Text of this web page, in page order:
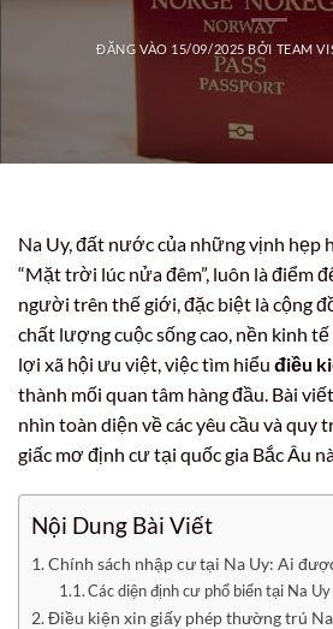
ĐĂNG VÀO 15/09/2025 BỞI TEAM
Na Uy, đất nước của những vịnh hẹp
“Mặt trời lúc nửa đêm”, luôn là điểm
người trên thế giới, đặc biệt là cộng
chất lượng cuộc sống cao, nền kinh
lợi xã hội ưu việt, việc tìm hiểu điều
thành mối quan tâm hàng đầu. Bài
nhìn toàn diện về các yêu cầu và quy
giấc mơ định cư tại quốc gia Bắc Âu
Nội Dung Bài Viết
Chính sách nhập cư tại Na Uy: Ai
Các diện định cư phổ biến tại Na Uy
Điều kiện xin giấy phép thường trú